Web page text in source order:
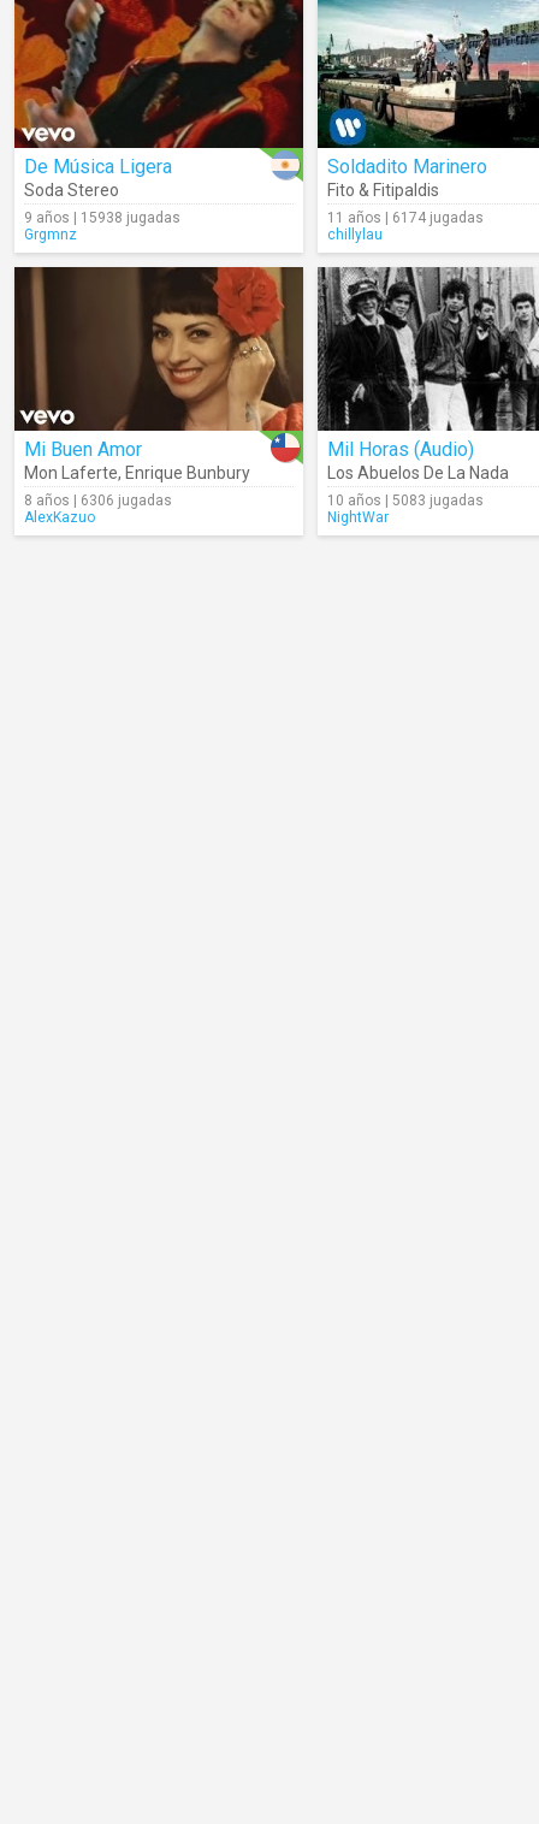
De Música Ligera
Soda Stereo
9 años | 15938 jugadas
Grgmnz
Soldadito Marinero
Fito & Fitipaldis
11 años | 6174 jugadas
chillylau
Mi Buen Amor
Mon Laferte, Enrique Bunbury
8 años | 6306 jugadas
AlexKazuo
Mil Horas (Audio)
Los Abuelos De La Nada
10 años | 5083 jugadas
NightWar